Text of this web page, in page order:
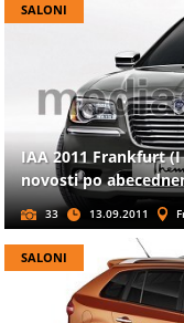
SALONI
IAA 2011 Frankfurt
novosti po
33 13.09.2011
SALONI